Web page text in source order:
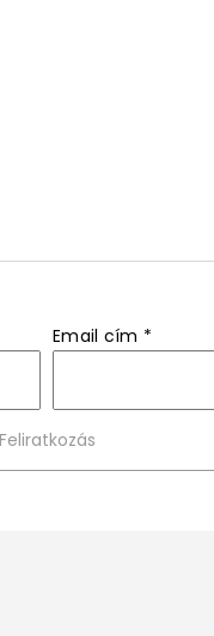
Email cím *